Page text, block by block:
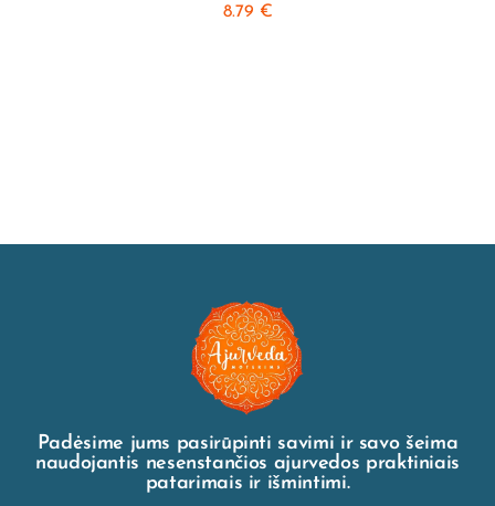
8.79 €
Padėsime jums pasirūpinti savimi ir savo šeima
naudojantis nesenstančios ajurvedos praktiniais
patarimais ir išmintimi.